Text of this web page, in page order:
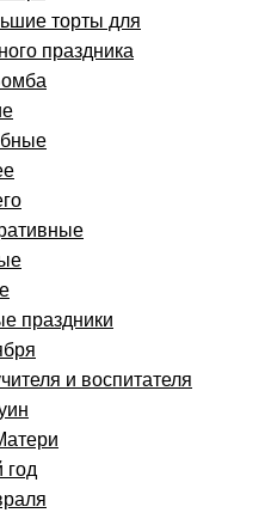
торты для
праздника
праздники
и воспитателя